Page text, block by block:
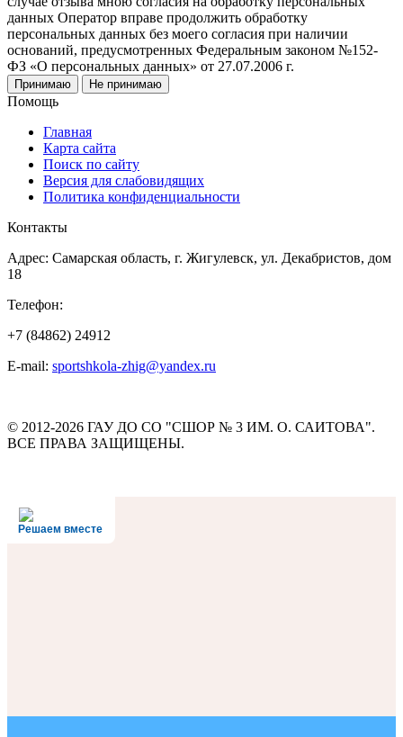
данных Оператор вправе продолжить обработку
персональных данных без моего согласия при наличии
оснований, предусмотренных Федеральным законом №152-
ФЗ «О персональных данных» от 27.07.2006 г.
Принимаю Не принимаю
Помощь
Главная
Карта сайта
Поиск по сайту
Версия для слабовидящих
Политика конфиденциальности
Контакты
Адрес: Самарская область, г. Жигулевск, ул. Декабристов, дом
18
Телефон:
+7 (84862) 24912
E-mail: sportshkola-zhig@yandex.ru
© 2012-2026 ГАУ ДО СО "СШОР № 3 ИМ. О. САИТОВА".
ВСЕ ПРАВА ЗАЩИЩЕНЫ.
Решаем вместе